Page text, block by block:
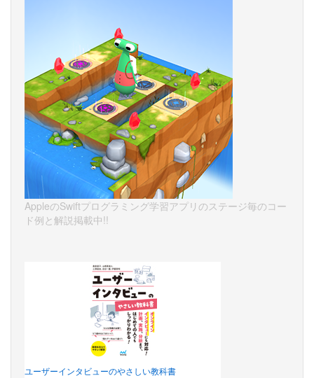
AppleのSwiftプログラミング学習アプリのステージ毎のコー
ド例と解説掲載中!!